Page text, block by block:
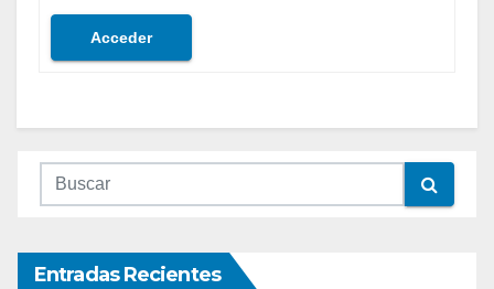
Acceder
Entradas Recientes